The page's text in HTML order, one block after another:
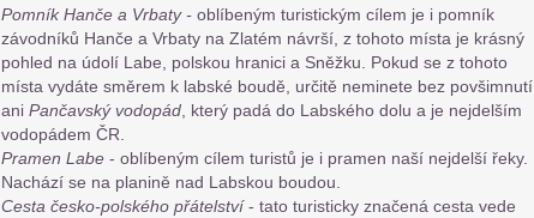
Pomník Hanče a Vrbaty - oblíbeným turistickým cílem je i pomník
závodníků Hanče a Vrbaty na Zlatém návrší, z tohoto místa je krásný
pohled na údolí Labe, polskou hranici a Sněžku. Pokud se z tohoto
místa vydáte směrem k labské boudě, určitě neminete bez povšimnutí
ani Pančavský vodopád , který padá do Labského dolu a je nejdelším
vodopádem ČR.
Pramen Labe - oblíbeným cílem turistů je i pramen naší nejdelší řeky.
Nachází se na planině nad Labskou boudou.
Cesta česko-polského přátelství- tato turisticky značená cesta vede